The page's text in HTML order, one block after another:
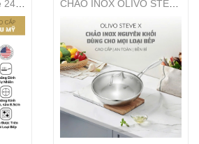
hợp với trắng.
- Chảo nấu 1.4L.
- 600W/ Chảo nấu 400W - 800W.
Bếp nấu đôi - Nồi nấu - Nắp thủy tinh nồi
tinh chảo nấu - Lồng hấp - Sách